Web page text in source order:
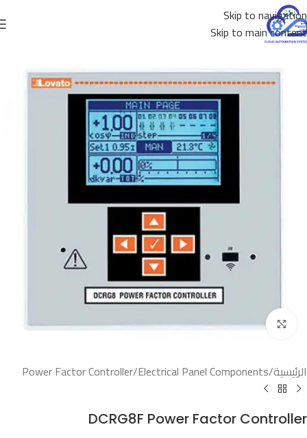
Skip to navigation
Skip to main content
Click to enlarge
الرئيسية/
Electrical Panel Components
/
Power Factor Controller
DCRG8F Power Factor Controller